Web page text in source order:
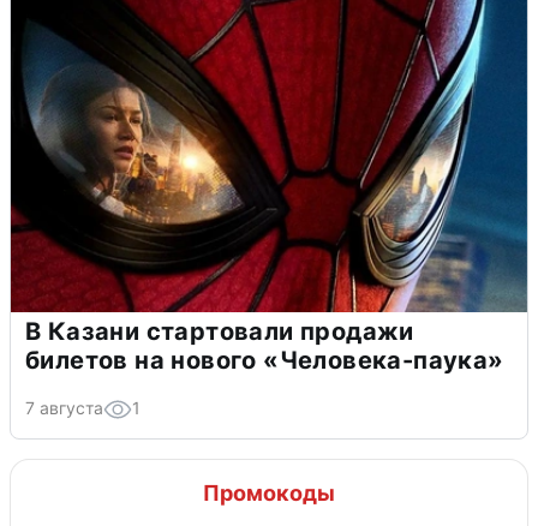
В Казани стартовали продажи
билетов на нового «Человека-паука»
7 августа 1
Промокоды